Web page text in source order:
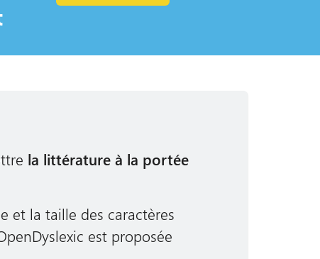
la littérature à la portée
et la taille des caractères
est proposée